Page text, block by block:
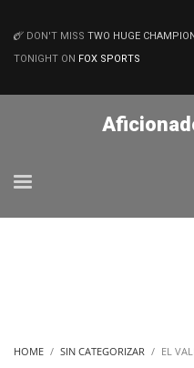
MATCHES
DON'T MISS TWO HUGE
TONIGHT ON FOX SPORTS
HOME SIN CATEGORIZAR EL